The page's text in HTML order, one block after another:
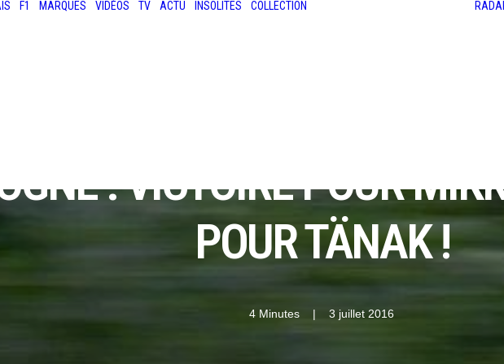
F1 MARQUES VIDÉOS TV ACTU INSOLITES COLLECTION
: VICTOIRE POUR
POUR TÄNAK !
4 Minutes | 3 juillet 2016